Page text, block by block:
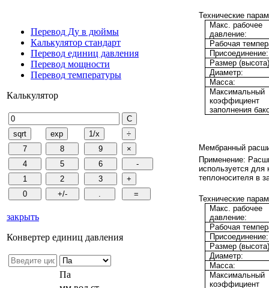
Перевод Ду в дюймы
Калькулятор стандарт
Перевод единиц давления
Перевод мощности
Перевод температуры
Калькулятор
закрыть
Конвертер единиц давления
Па
Технические
Макс. рабочее
давление:
Рабочая
Присоединение:
Размер
Диаметр:
Масса:
Максимальный
коэффициент
заполнения
Мембранный
Применение:
используется для
теплоносителя в
Технические
Макс. рабочее
давление:
Рабочая
Присоединение:
Размер
Диаметр:
Масса:
Максимальный
коэффициент